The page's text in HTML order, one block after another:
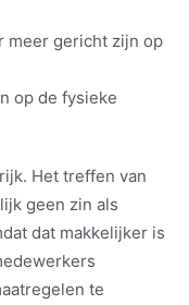
meer gericht zijn op
op de fysieke
Het treffen van
geen zin als
dat makkelijker is
te